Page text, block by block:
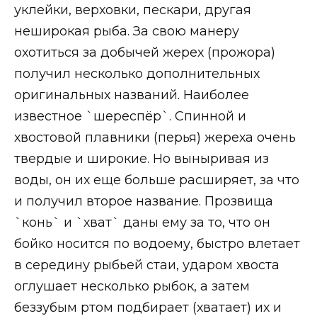
уклейки, верховки, пескари, другая
неширокая рыба. За свою манеру
охотиться за добычей жерех (прожора)
получил несколько дополнительных
оригинальных названий. Наиболее
известное `шереспёр`. Спинной и
хвостовой плавники (перья) жереха очень
твердые и широкие. Но выныривая из
воды, он их еще больше расширяет, за что
и получил второе название. Прозвища
`конь` и `хват` даны ему за то, что он
бойко носится по водоему, быстро влетает
в середину рыбьей стаи, ударом хвоста
оглушает несколько рыбок, а затем
беззубым ртом подбирает (хватает) их и